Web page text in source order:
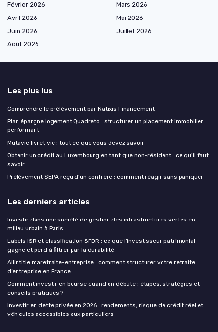
Février 2026
Mars 2026
Avril 2026
Mai 2026
Juin 2026
Juillet 2026
Août 2026
Les plus lus
Comprendre le prélèvement par Natixis Financement
Plan épargne logement Quadreto : structurer un placement immobilier
performant
Mutavie livret vie : tout ce que vous devez savoir
Obtenir un crédit au Luxembourg en tant que non-résident : ce qu'il faut
savoir
Prélèvement SEPA reçu d’un confrère : comment réagir sans paniquer
Les derniers articles
Investir dans une société de gestion des infrastructures vertes en
milieu urbain à Paris
Labels ISR et classification SFDR : ce que l'investisseur patrimonial
gagne et perd à filtrer par la durabilité
Allintitle maretraite-entreprise : comment structurer votre retraite
d’entreprise en France
Comment investir en bourse quand on débute : étapes, stratégies et
conseils pratiques ?
Investir en dette privée en 2026 : rendements, risque de crédit réel et
véhicules accessibles aux particuliers